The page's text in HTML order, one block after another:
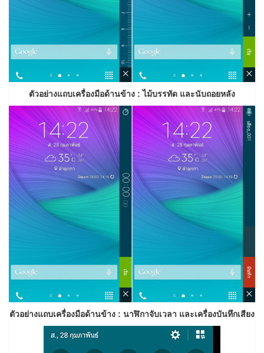
ตัวอย่างแถบเครื่องมือด้านข้าง : ไม้บรรทัด และนับถอยหลัง
ตัวอย่างแถบเครื่องมือด้านข้าง : นาฬิกาจับเวลา และเครื่องบันทึกเสียง